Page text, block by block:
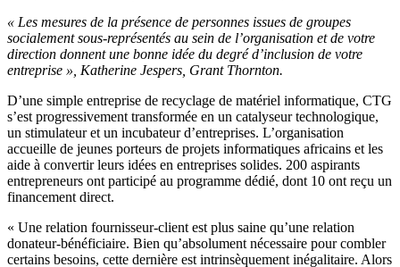
« Les mesures de la présence de personnes issues de groupes
socialement sous-représentés au sein de l’organisation et de votre
direction donnent une bonne idée du degré d’inclusion de votre
entreprise » , Katherine Jespers, Grant Thornton.
D’une simple entreprise de recyclage de matériel informatique, CTG
s’est progressivement transformée en un catalyseur technologique,
un stimulateur et un incubateur d’entreprises. L’organisation
accueille de jeunes porteurs de projets informatiques africains et les
aide à convertir leurs idées en entreprises solides. 200 aspirants
entrepreneurs ont participé au programme dédié, dont 10 ont reçu un
financement direct.
« Une relation fournisseur-client est plus saine qu’une relation
donateur-bénéficiaire. Bien qu’absolument nécessaire pour combler
certains besoins, cette dernière est intrinsèquement inégalitaire. Alors